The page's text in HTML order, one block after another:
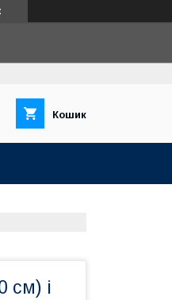
Кошик
см) і